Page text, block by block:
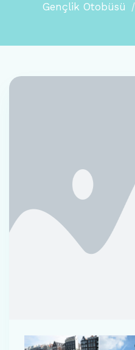
Gençlik Otobüsü